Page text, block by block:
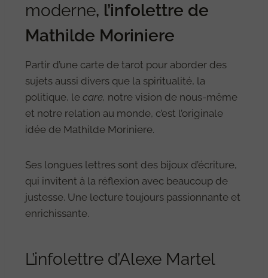
moderne, l’infolettre de
Mathilde Moriniere
Partir d’une carte de tarot pour aborder des
sujets aussi divers que la spiritualité, la
politique, le care, notre vision de nous-même
et notre relation au monde, c’est l’originale
idée de Mathilde Moriniere.
Ses longues lettres sont des bijoux d’écriture,
qui invitent à la réflexion avec beaucoup de
justesse. Une lecture toujours passionnante et
enrichissante.
L’infolettre d’Alexe Martel